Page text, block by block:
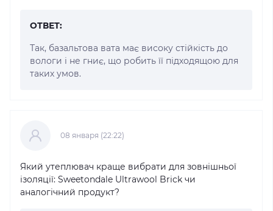
ОТВЕТ:
Так, базальтова вата має високу стійкість до
вологи і не гниє, що робить її підходящою для
таких умов.
08 января (22:22)
Який утеплювач краще вибрати для зовнішньої
ізоляції: Sweetondale Ultrawool Brick чи
аналогічний продукт?